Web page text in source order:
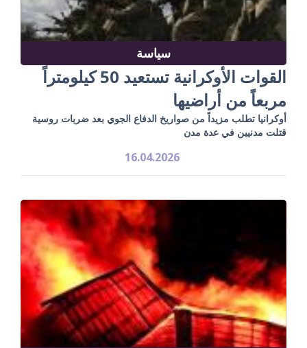
سياسة
القوات الأوكرانية تستعيد 50 كيلومتراً
مربعاً من أراضيها
أوكرانيا تطلب مزيداً من صواريخ الدفاع الجوي بعد ضربات روسية
قتلت مدنيين في عدة مدن
16.04.2026